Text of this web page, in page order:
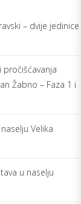
– dvije jedinice
pročišćavanja
Žabno – Faza 1 i
Velika
u naselju